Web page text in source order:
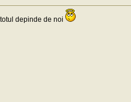
depinde de noi